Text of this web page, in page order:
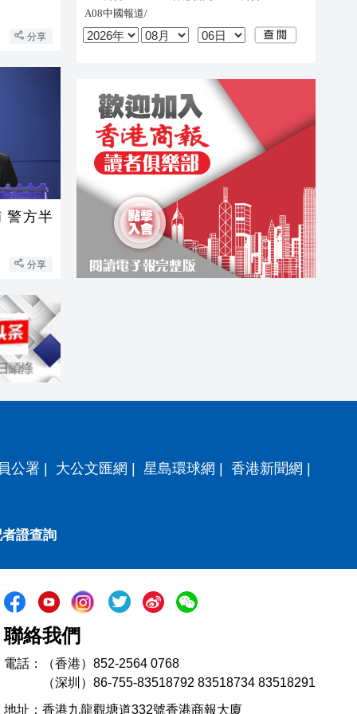
分享
警方半
分享
公署 大公文匯網 星島環球網 香港新聞網
證查詢
聯絡我們
電話：（香港）852-2564 0768
（深圳）86-755-83518792 83518734 83518291
地址：香港九龍觀塘道332號香港商報大廈